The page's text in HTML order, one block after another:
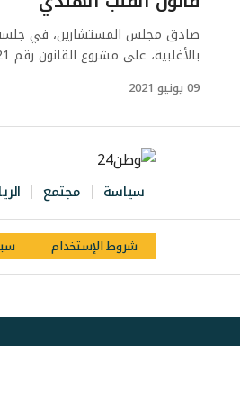
صادق مجلس المستشارين، في جلسة
بالأغلبية، على مشروع القانون رقم 13.21 المتعلق…
09 يونيو 2021
سياسة مجتمع
شروط الإستخدام